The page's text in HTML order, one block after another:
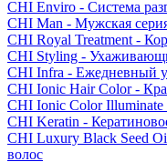
CHI Enviro - Система
CHI Man - Мужская
CHI Royal Treatment -
CHI Styling -
CHI Infra - Ежедневный
CHI Ionic Hair Color -
CHI Ionic Color Illuminate
CHI Keratin -
CHI Luxury Black Seed
волос